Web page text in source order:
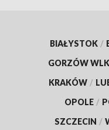
BIAŁYSTOK /
GORZÓW
KRAKÓW /
OPOLE /
SZCZECIN /